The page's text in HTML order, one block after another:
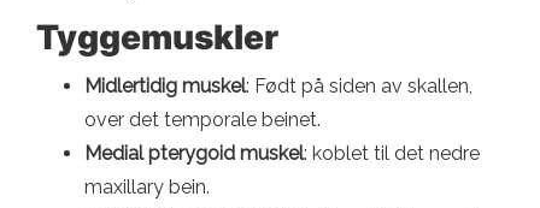
Tyggemuskler
Midlertidig muskel: Født på siden av skallen,
over det temporale beinet.
Medial pterygoid muskel: koblet til det nedre
maxillary bein.